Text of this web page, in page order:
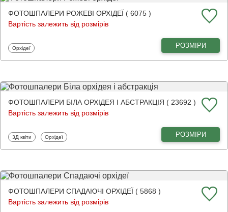
ФОТОШПАЛЕРИ РОЖЕВІ ОРХІДЕЇ ( 6075 )
Вартість залежить від розмірів
Фотошпалери
Орхідеї РОЗМІРИ
ФОТОШПАЛЕРИ БІЛА ОРХІДЕЯ І АБСТРАКЦІЯ ( 23692 )
Вартість залежить від розмірів
Фотошпалери
3Д квіти Фотошпалери
Орхідеї РОЗМІРИ
ФОТОШПАЛЕРИ СПАДАЮЧІ ОРХІДЕЇ ( 5868 )
Вартість залежить від розмірів